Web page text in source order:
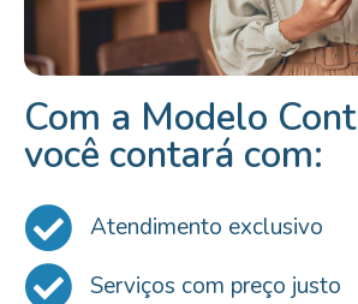
Com a Modelo
você contará com:
Atendimento exclusivo
Serviços com preço justo